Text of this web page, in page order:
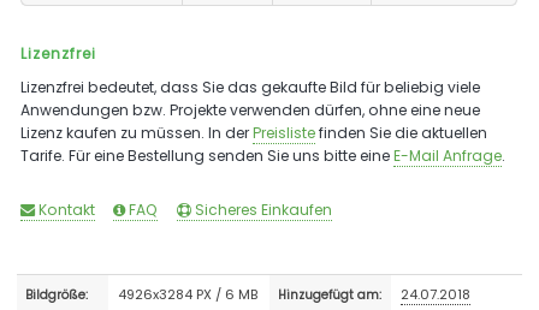
Lizenzfrei
Lizenzfrei bedeutet, dass Sie das gekaufte Bild für beliebig viele
Anwendungen bzw. Projekte verwenden dürfen, ohne eine neue
Lizenz kaufen zu müssen. In derPreislistefinden Sie die aktuellen
Tarife. Für eine Bestellung senden Sie uns bitte eineE-Mail Anfrage.
Kontakt FAQ Sicheres Einkaufen
Bildgröße: 4926x3284 PX / 6 MB Hinzugefügt am: 24.07.2018